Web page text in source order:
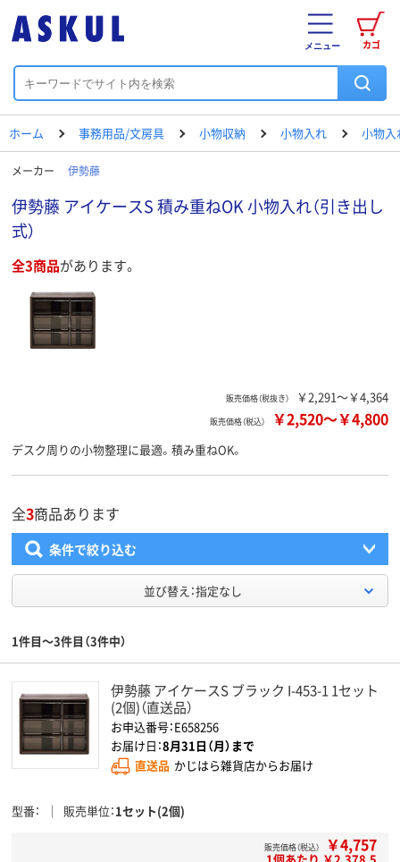
カゴ
メニュー
ホーム 事務用品/文房具 小物収納 小物入れ 小物入
メーカー 伊勢藤
伊勢藤 アイケースS 積み重ねOK 小物入れ（引き出し
式）
全3商品があります。
販売価格（税抜き） ￥2,291～￥4,364
販売価格（税込） ￥2,520～￥4,800
デスク周りの小物整理に最適。積み重ねOK。
全3商品あります
条件で絞り込む
並び替え：指定なし
1件目～3件目（3件中）
伊勢藤 アイケースS ブラック I-453-1 1セット
(2個)（直送品）
お申込番号：E658256
お届け日：8月31日（月）まで
直送品 かじはら雑貨店からお届け
型番 販売単位 1セット(2個)
販売価格（税込） ￥4,757